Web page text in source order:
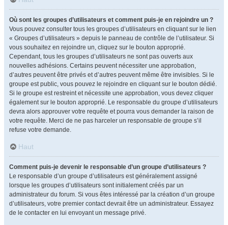
Où sont les groupes d’utilisateurs et comment puis-je en rejoindre un ?
Vous pouvez consulter tous les groupes d’utilisateurs en cliquant sur le lien
« Groupes d’utilisateurs » depuis le panneau de contrôle de l’utilisateur. Si
vous souhaitez en rejoindre un, cliquez sur le bouton approprié.
Cependant, tous les groupes d’utilisateurs ne sont pas ouverts aux
nouvelles adhésions. Certains peuvent nécessiter une approbation,
d’autres peuvent être privés et d’autres peuvent même être invisibles. Si le
groupe est public, vous pouvez le rejoindre en cliquant sur le bouton dédié.
Si le groupe est restreint et nécessite une approbation, vous devez cliquer
également sur le bouton approprié. Le responsable du groupe d’utilisateurs
devra alors approuver votre requête et pourra vous demander la raison de
votre requête. Merci de ne pas harceler un responsable de groupe s’il
refuse votre demande.
Haut
Comment puis-je devenir le responsable d’un groupe d’utilisateurs ?
Le responsable d’un groupe d’utilisateurs est généralement assigné
lorsque les groupes d’utilisateurs sont initialement créés par un
administrateur du forum. Si vous êtes intéressé par la création d’un groupe
d’utilisateurs, votre premier contact devrait être un administrateur. Essayez
de le contacter en lui envoyant un message privé.